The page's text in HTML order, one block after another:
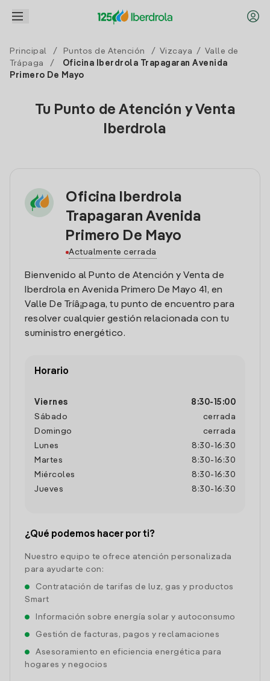
Principal / Puntos de Atención / Vizcaya / Valle de
Trápaga
/
Oficina Iberdrola Trapagaran Avenida
Primero De Mayo
Tu Punto de Atención y Venta
Iberdrola
Oficina Iberdrola
Trapagaran Avenida
Primero De Mayo
Actualmente cerrada
Bienvenido al Punto de Atención y Venta de
Iberdrola en Avenida Primero De Mayo 41, en
Valle De Trí­â¡paga, tu punto de encuentro para
resolver cualquier gestión relacionada con tu
suministro energético.
Horario
Viernes 8:30- 15:00
Sábado
cerrada
Domingo
cerrada
Lunes
8:30- 16:30
Martes
8:30- 16:30
Miércoles
8:30- 16:30
Jueves
8:30- 16:30
¿Qué podemos hacer por ti?
Nuestro equipo te ofrece atención personalizada
para ayudarte con:
Contratación de tarifas de luz, gas y productos
Smart
Información sobre energía solar y autoconsumo
Gestión de facturas, pagos y reclamaciones
Asesoramiento en eficiencia energética para
hogares y negocios